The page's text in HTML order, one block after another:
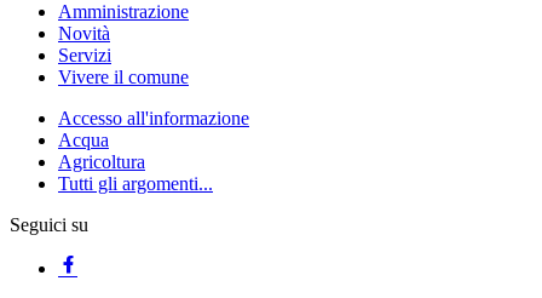
Amministrazione
Novità
Servizi
Vivere il comune
Accesso all'informazione
Acqua
Agricoltura
Tutti gli argomenti...
Seguici su